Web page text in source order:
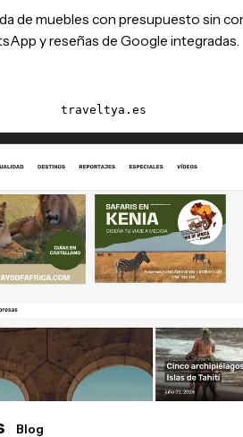
de muebles con presupuesto sin
y reseñas de Google integradas.
traveltya.es
Blog